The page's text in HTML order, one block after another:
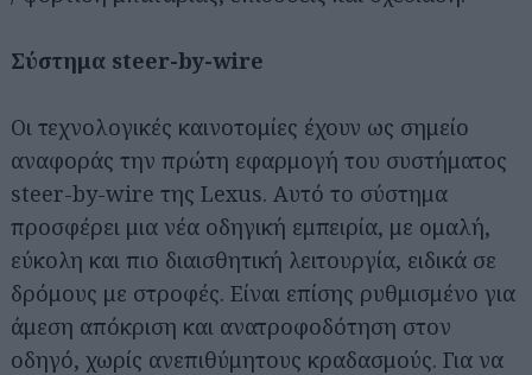
Σύστημα steer-by-wire
Οι τεχνολογικές καινοτομίες έχουν ως σημείο
αναφοράς την πρώτη εφαρμογή του συστήματος
steer-by-wire της Lexus. Αυτό το σύστημα
προσφέρει μια νέα οδηγική εμπειρία, με ομαλή,
εύκολη και πιο διαισθητική λειτουργία, ειδικά σε
δρόμους με στροφές. Είναι επίσης ρυθμισμένο για
άμεση απόκριση και ανατροφοδότηση στον
οδηγό, χωρίς ανεπιθύμητους κραδασμούς. Για να